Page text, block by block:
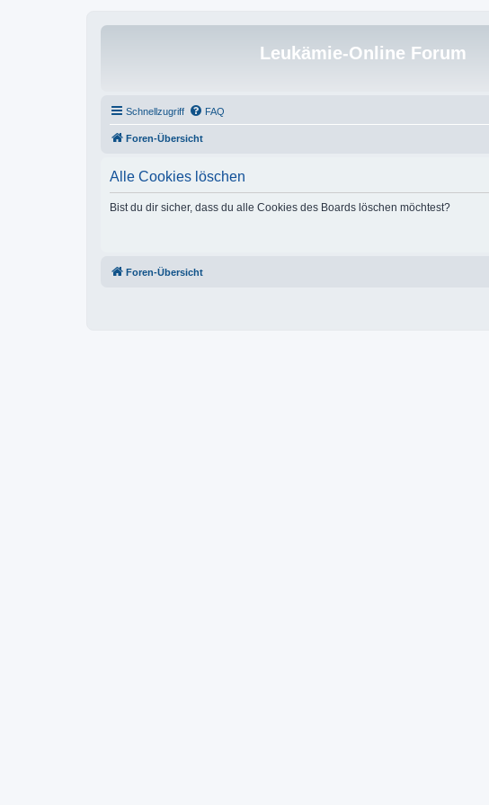
Leukämie-Online Forum
Schnellzugriff FAQ
Foren-Übersicht
Alle Cookies löschen
Bist du dir sicher, dass du alle Cookies des Boards löschen möchtest?
Foren-Übersicht